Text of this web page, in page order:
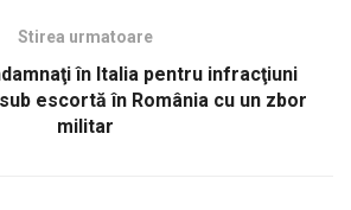
Stirea urmatoare
în Italia pentru infracţiuni
escortă în România cu un zbor
militar